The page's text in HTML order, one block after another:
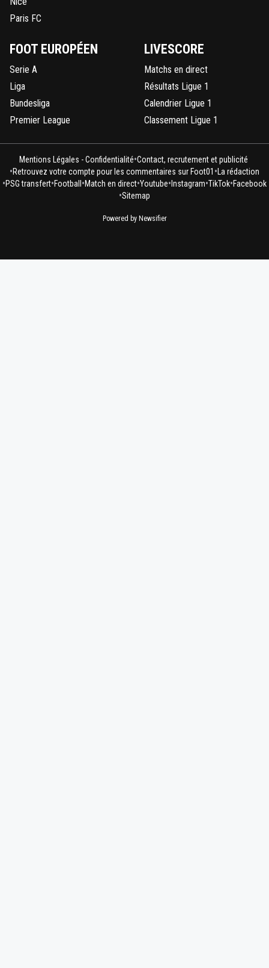
Paris FC
FOOT EUROPÉEN
Serie A
Liga
Bundesliga
Premier League
LIVESCORE
Matchs en direct
Résultats Ligue 1
Calendrier Ligue 1
Classement Ligue 1
Mentions Légales - Confidentialité•Contact, recrutement et publicité
•Retrouvez votre compte pour les commentaires sur Foot01 • La rédaction
•PSG transfert•Football •Match en direct•Youtube• Instagram•TikTok•Facebook
•Sitemap
Powered by Newsifier